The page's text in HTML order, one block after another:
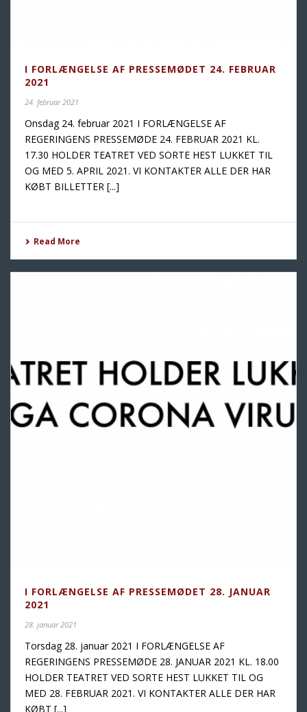
I FORLÆNGELSE AF PRESSEMØDET 24. FEBRUAR
2021
24. februar 2021
Onsdag 24. februar 2021 I FORLÆNGELSE AF
REGERINGENS PRESSEMØDE 24. FEBRUAR 2021 KL.
17.30 HOLDER TEATRET VED SORTE HEST LUKKET TIL
OG MED 5. APRIL 2021. VI KONTAKTER ALLE DER HAR
KØBT BILLETTER [...]
Read More
I FORLÆNGELSE AF PRESSEMØDET 28. JANUAR
2021
28. januar 2021
Torsdag 28. januar 2021 I FORLÆNGELSE AF
REGERINGENS PRESSEMØDE 28. JANUAR 2021 KL. 18.00
HOLDER TEATRET VED SORTE HEST LUKKET TIL OG
MED 28. FEBRUAR 2021. VI KONTAKTER ALLE DER HAR
KØBT [...]